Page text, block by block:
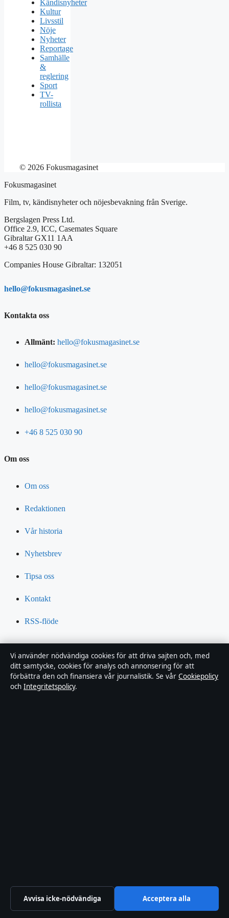
Kändisnyheter
Kultur
Livsstil
Nöje
Nyheter
Reportage
Samhälle
&
reglering
Sport
TV-
rollista
© 2026 Fokusmagasinet
Fokusmagasinet
Film, tv, kändisnyheter och nöjesbevakning från Sverige.
Bergslagen Press Ltd.
Office 2.9, ICC, Casemates Square
Gibraltar GX11 1AA
+46 8 525 030 90
Companies House Gibraltar: 132051
hello@fokusmagasinet.se
Kontakta oss
Allmänt: hello@fokusmagasinet.se
hello@fokusmagasinet.se
hello@fokusmagasinet.se
hello@fokusmagasinet.se
+46 8 525 030 90
Om oss
Om oss
Redaktionen
Vår historia
Nyhetsbrev
Tipsa oss
Kontakt
RSS-flöde
Källor & standarder
Branschnyheter
Nöje
Vi använder nödvändiga cookies för att driva sajten och, med
ditt samtycke, cookies för analys och annonsering för att
förbättra den och finansiera vår journalistik. Se vår Cookiepolicy
och Integritetspolicy.
Avvisa icke-nödvändiga Acceptera alla